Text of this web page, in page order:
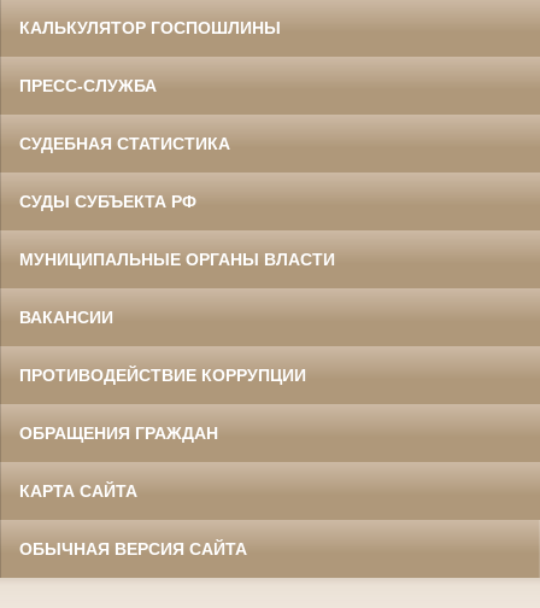
КАЛЬКУЛЯТОР ГОСПОШЛИНЫ
ПРЕСС-СЛУЖБА
СУДЕБНАЯ СТАТИСТИКА
СУДЫ СУБЪЕКТА РФ
МУНИЦИПАЛЬНЫЕ ОРГАНЫ ВЛАСТИ
ВАКАНСИИ
ПРОТИВОДЕЙСТВИЕ КОРРУПЦИИ
ОБРАЩЕНИЯ ГРАЖДАН
КАРТА САЙТА
ОБЫЧНАЯ ВЕРСИЯ САЙТА